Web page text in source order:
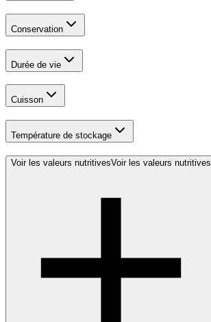
Conservation
Durée de vie
Cuisson
Température de stockage
Voir les valeurs nutritivesVoir les valeurs nutritives